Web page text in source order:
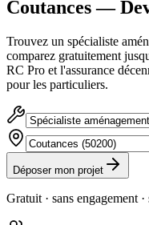
Coutances —
Trouvez un spécialiste
comparez gratuitement
RC Pro et l'assurance
pour les particuliers.
Déposer mon projet
Gratuit · sans engagement ·